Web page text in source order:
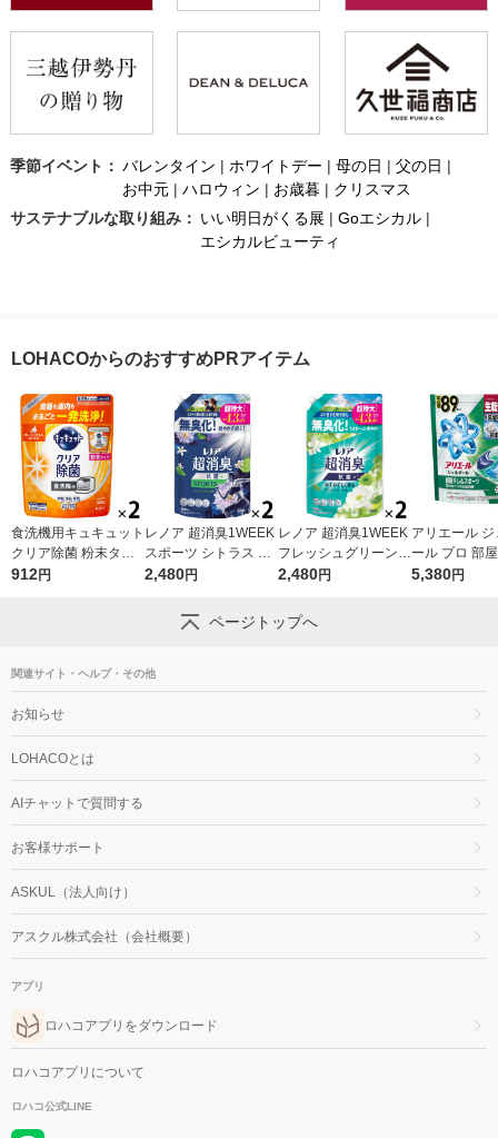
季節イベント： バレンタイン | ホワイトデー | 母の日 | 父の日 |
お中元| ハロウィン | お歳暮 | クリスマス
サステナブルな取り組み： いい明日がくる展 | Goエシカル|
エシカルビューティ
LOHACOからのおすすめPRアイテム
食洗機用キュキュット
クリア除菌 粉末タイ
プ オレンジ 詰め替え
912円
レノア 超消臭1WEEK
スポーツ シトラス 詰
め替え 超特大 1380m
柔軟剤 P＆G
2,480円
レノア 超消臭1WEEK
フレッシュグリーンの
香り 詰め替え 超特大
個×2） 柔軟剤 P＆G
2,480円
アリエール
ール プロ 部
スポーツ 部屋
5,380円
ページトップへ
関連サイト・ヘルプ・その他
お知らせ
LOHACOとは
AIチャットで質問する
お客様サポート
ASKUL（法人向け）
アスクル株式会社（会社概要）
アプリ
ロハコアプリをダウンロード
ロハコアプリについて
ロハコ公式LINE